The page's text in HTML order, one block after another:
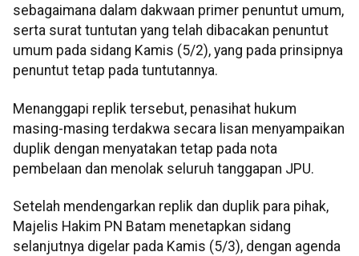
sebagaimana dalam dakwaan primer penuntut umum,
serta surat tuntutan yang telah dibacakan penuntut
umum pada sidang Kamis (5/2), yang pada prinsipnya
penuntut tetap pada tuntutannya.
Menanggapi replik tersebut, penasihat hukum
masing-masing terdakwa secara lisan menyampaikan
duplik dengan menyatakan tetap pada nota
pembelaan dan menolak seluruh tanggapan JPU.
Setelah mendengarkan replik dan duplik para pihak,
Majelis Hakim PN Batam menetapkan sidang
selanjutnya digelar pada Kamis (5/3), dengan agenda